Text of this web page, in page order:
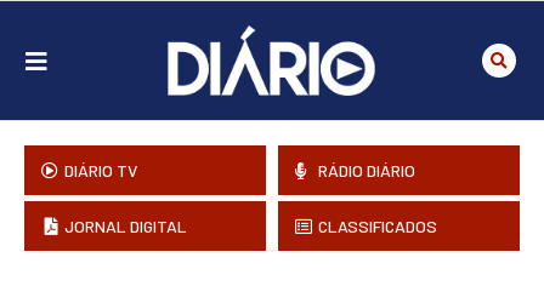
DIÁRIO TV RÁDIO DIÁRIO
JORNAL DIGITAL CLASSIFICADOS